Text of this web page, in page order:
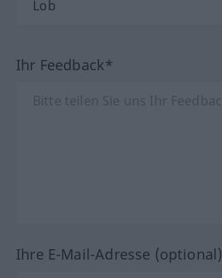
Ihr Feedback*
Ihre E-Mail-Adresse (optional)